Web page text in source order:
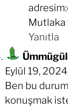
adresim:
Mutlaka
Yanıtla
Eylül 19,
Ben bu
konuşmak